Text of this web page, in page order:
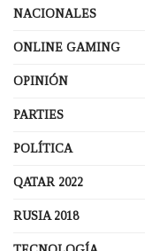
NACIONALES
ONLINE GAMING
OPINIÓN
PARTIES
POLÍTICA
QATAR 2022
RUSIA 2018